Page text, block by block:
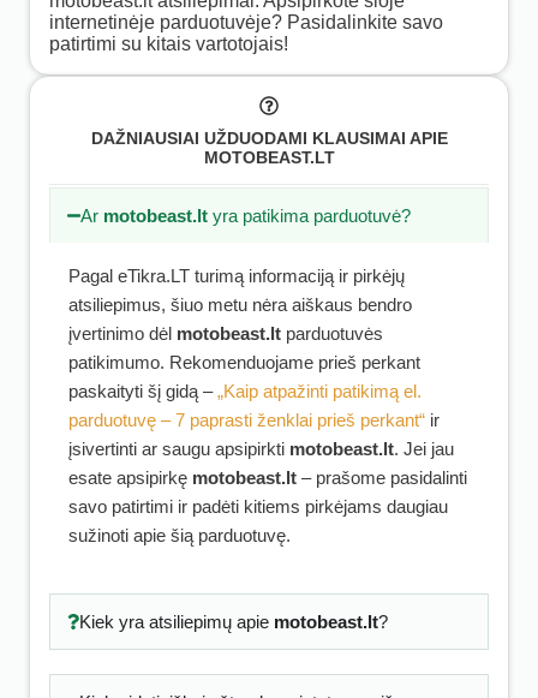
internetinėje parduotuvėje? Pasidalinkite savo
patirtimi su kitais vartotojais!
DAŽNIAUSIAI UŽDUODAMI KLAUSIMAI APIE
MOTOBEAST.LT
Ar motobeast.lt yra patikima parduotuvė?
Pagal eTikra.LT turimą informaciją ir pirkėjų
atsiliepimus, šiuo metu nėra aiškaus bendro
įvertinimo dėl motobeast.lt parduotuvės
patikimumo. Rekomenduojame prieš perkant
paskaityti šį gidą –„Kaip atpažinti patikimą el.
parduotuvę – 7 paprasti ženklai prieš perkant“ ir
įsivertinti ar saugu apsipirkti motobeast.lt. Jei jau
esate apsipirkę motobeast.lt – prašome pasidalinti
savo patirtimi ir padėti kitiems pirkėjams daugiau
sužinoti apie šią parduotuvę.
Kiek yra atsiliepimų apie motobeast.lt?